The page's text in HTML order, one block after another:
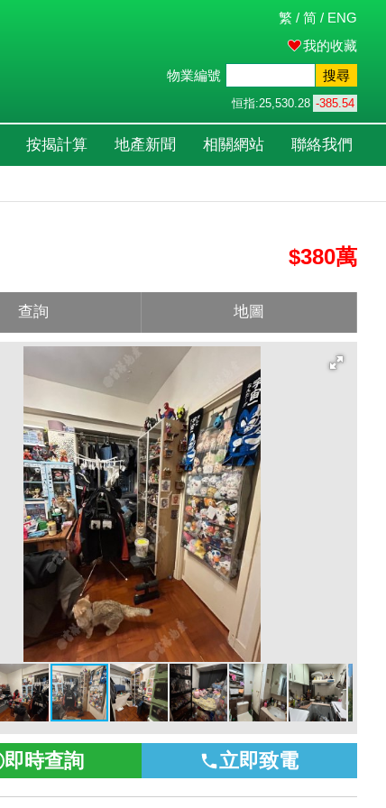
繁 / 简 / ENG
我的收藏
物業編號
搜尋
恒指:25,530.28 -385.54
按揭計算 地產新聞 相關網站 聯絡我們
$380萬
查詢 地圖
即時查詢 立即致電